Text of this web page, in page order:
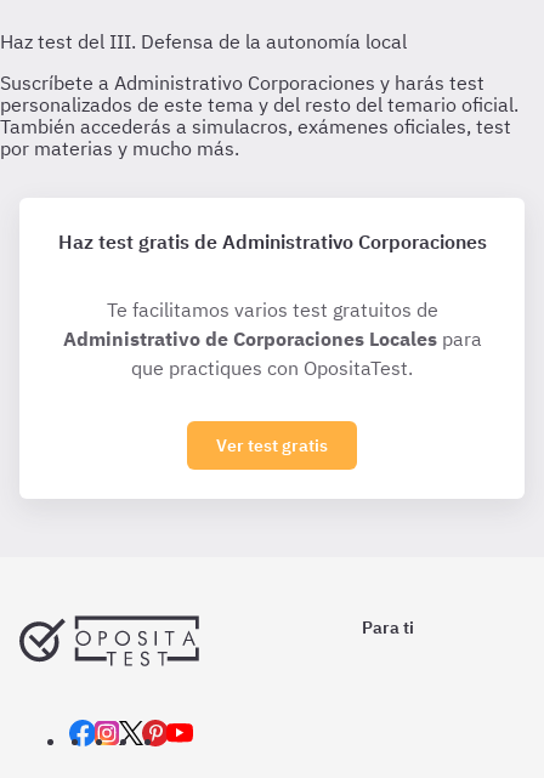
Haz test gratis de Administrativo Corporaciones
Te facilitamos varios test gratuitos de
Administrativo de Corporaciones Localespara
que practiques con OpositaTest.
Ver test gratis
Para ti